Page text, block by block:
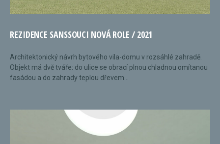
REZIDENCE SANSSOUCI NOVÁ ROLE / 2021
Architektonický návrh bytového vila-domu v rozsáhlé zahradě.
Objekt má dvě tváře: do ulice se obrací plnou chladnou omítanou
fasádou a do zahrady teplou dřevem...